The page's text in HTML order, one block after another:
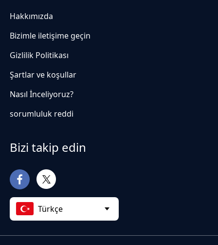
Hakkımızda
Bizimle iletişime geçin
Gizlilik Politikası
Şartlar ve koşullar
Nasıl İnceliyoruz?
sorumluluk reddi
Bizi takip edin
Türkçe